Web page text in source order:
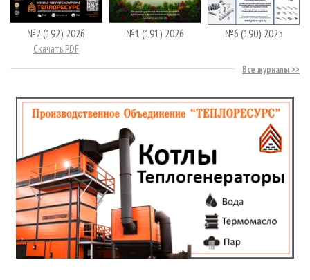
№2 (192) 2026
Скачать PDF
№1 (191) 2026 №6 (190) 2025
Все журналы